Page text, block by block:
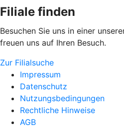
Filiale finden
Besuchen Sie uns in einer
freuen uns auf Ihren Besuch.
Zur Filialsuche
Impressum
Datenschutz
Nutzungsbedingungen
Rechtliche Hinweise
AGB